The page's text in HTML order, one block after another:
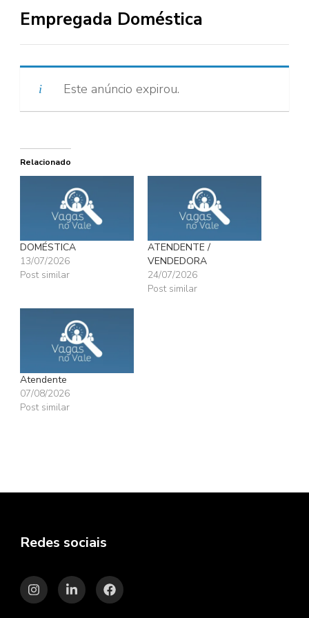
Empregada Doméstica
Este anúncio expirou.
Relacionado
DOMÉSTICA
13/07/2026
Post similar
ATENDENTE /
VENDEDORA
24/07/2026
Post similar
Atendente
07/08/2026
Post similar
Redes sociais